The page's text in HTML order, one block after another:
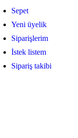
Sepet
Yeni üyelik
Siparişlerim
İstek listem
Sipariş takibi